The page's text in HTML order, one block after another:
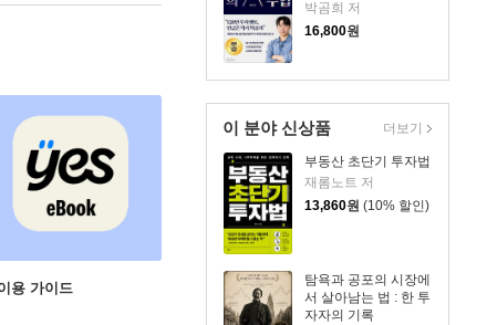
박곰희 저
16,800원
이 분야 신상품
부동산 초단기 투자법
재롬노트 저
13,860원 (10% 할인)
탐욕과 공포의 시장에
서 살아남는 법 : 한 투
자자의 기록
더보기
용 가이드